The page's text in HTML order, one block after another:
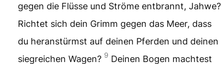
gegen die Flüsse und Ströme entbrannt, Jahwe?
Richtet sich dein Grimm gegen das Meer, dass
du heranstürmst auf deinen Pferden und deinen
siegreichen Wagen? 9 Deinen Bogen machtest